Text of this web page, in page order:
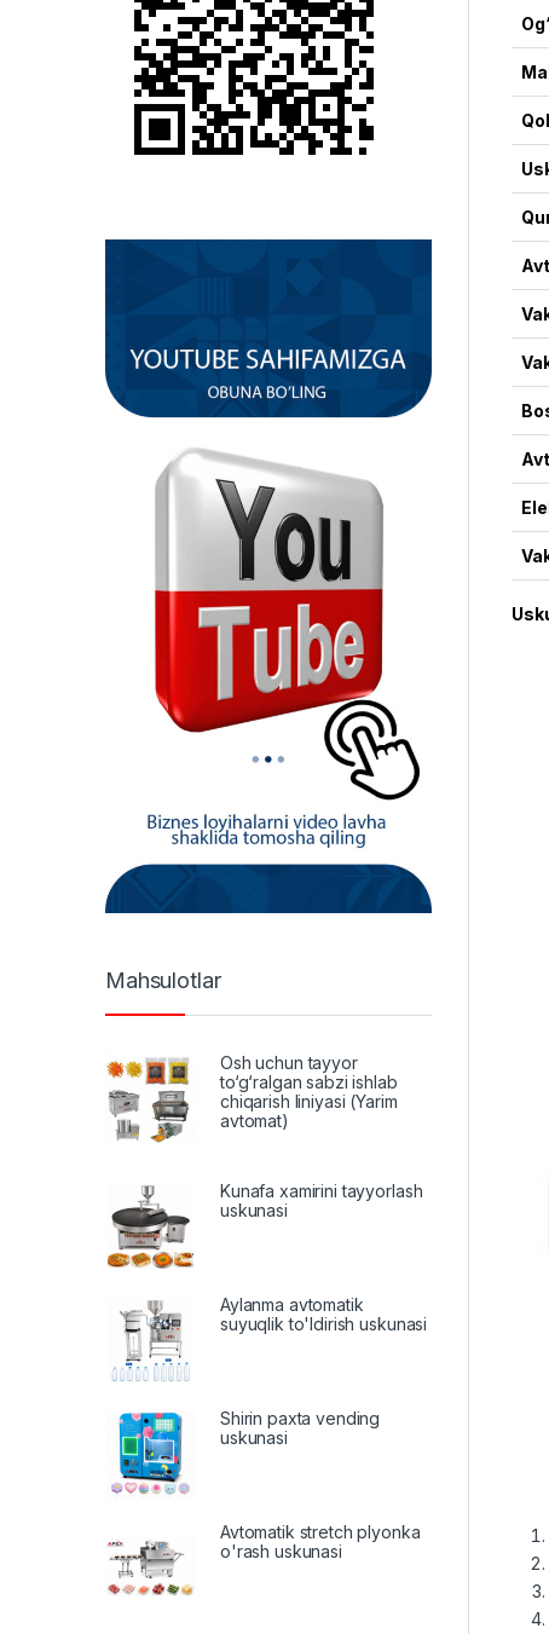
Mahsulotlar
Osh uchun tayyor
to‘g‘ralgan sabzi ishlab
chiqarish liniyasi (Yarim
avtomat)
Kunafa xamirini tayyorlash
uskunasi
Aylanma avtomatik
suyuqlik to'ldirish uskunasi
Shirin paxta vending
uskunasi
Avtomatik stretch plyonka
o'rash uskunasi